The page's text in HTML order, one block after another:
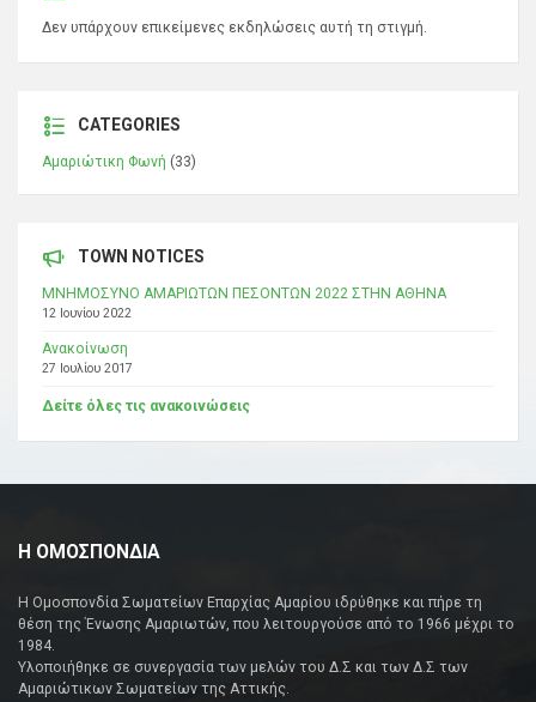
Δεν υπάρχουν επικείμενες εκδηλώσεις αυτή τη στιγμή.
CATEGORIES
Αμαριώτικη Φωνή (33)
TOWN NOTICES
ΜΝΗΜΟΣΥΝΟ ΑΜΑΡΙΩΤΩΝ ΠΕΣΟΝΤΩΝ 2022 ΣΤΗΝ ΑΘΗΝΑ
12 Ιουνίου 2022
Ανακοίνωση
27 Ιουλίου 2017
Δείτε όλες τις ανακοινώσεις
Η ΟΜΟΣΠΟΝΔΙΑ
Η Ομοσπονδία Σωματείων Επαρχίας Αμαρίου ιδρύθηκε και πήρε τη
θέση της Ένωσης Αμαριωτών, που λειτουργούσε από το 1966 μέχρι το
1984.
Υλοποιήθηκε σε συνεργασία των μελών του Δ.Σ και των Δ.Σ των
Αμαριώτικων Σωματείων της Αττικής.